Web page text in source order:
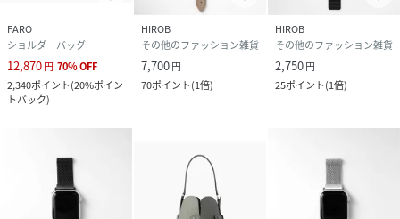
FARO
ショルダーバッグ
12,870円 70%OFF
2,340ポイント(20%ポイン
トバック)
HIROB
その他のファッション雑貨
7,700円
70ポイント(1倍)
HIROB
その他のファッション雑貨
2,750円
25ポイント(1倍)